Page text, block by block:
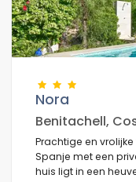
Nora
Benitachell,
Prachtige en
Spanje met een
huis ligt in een